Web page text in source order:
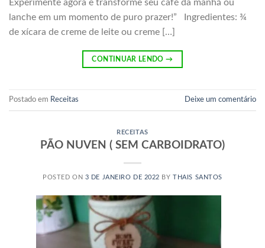
Experimente agora e transforme seu café da manhã ou
lanche em um momento de puro prazer!” Ingredientes: ¾
de xícara de creme de leite ou creme […]
CONTINUAR LENDO→
Postado em Receitas Deixe um comentário
RECEITAS
PÃO NUVEN ( SEM CARBOIDRATO)
POSTED ON 3 DE JANEIRO DE 2022 BYTHAIS SANTOS